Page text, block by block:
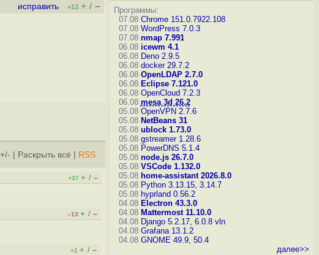
исправить +13 + / –
+/- Раскрыть всё RSS
+37 + / –
–13 + / –
+1 + / –
Программы:
07.08 Chrome 151.0.7922.108
07.08 WordPress 7.0.3
07.08 nmap 7.991
06.08 icewm 4.1
06.08 Deno 2.9.5
06.08 docker 29.7.2
06.08 OpenLDAP 2.7.0
06.08 Eclipse 7.121.0
06.08 OpenCloud 7.2.3
06.08 mesa 3d 26.2
05.08 OpenVPN 2.7.6
05.08 NetBeans 31
05.08 ublock 1.73.0
05.08 gstreamer 1.28.6
05.08 PowerDNS 5.1.4
05.08 node.js 26.7.0
05.08 VSCode 1.132.0
05.08 home-assistant 2026.8.0
05.08 Python 3.13.15, 3.14.7
05.08 hyprland 0.56.2
04.08 Electron 43.3.0
04.08 Mattermost 11.10.0
04.08 Django 5.2.17, 6.0.8 vln
04.08 Grafana 13.1.2
04.08 GNOME 49.9, 50.4
далее>>